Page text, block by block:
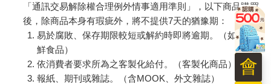
「通訊交易解除權合理例外情事適用準則」，以下商品購買
後，除商品本身有瑕疵外，將不提供7天的猶豫期：
易於腐敗、保存期限較短或解約時即將逾期。（如：生
鮮食品）
依消費者要求所為之客製化給付。（客製化商品）
報紙、期刊或雜誌。（含MOOK、外文雜誌）
會